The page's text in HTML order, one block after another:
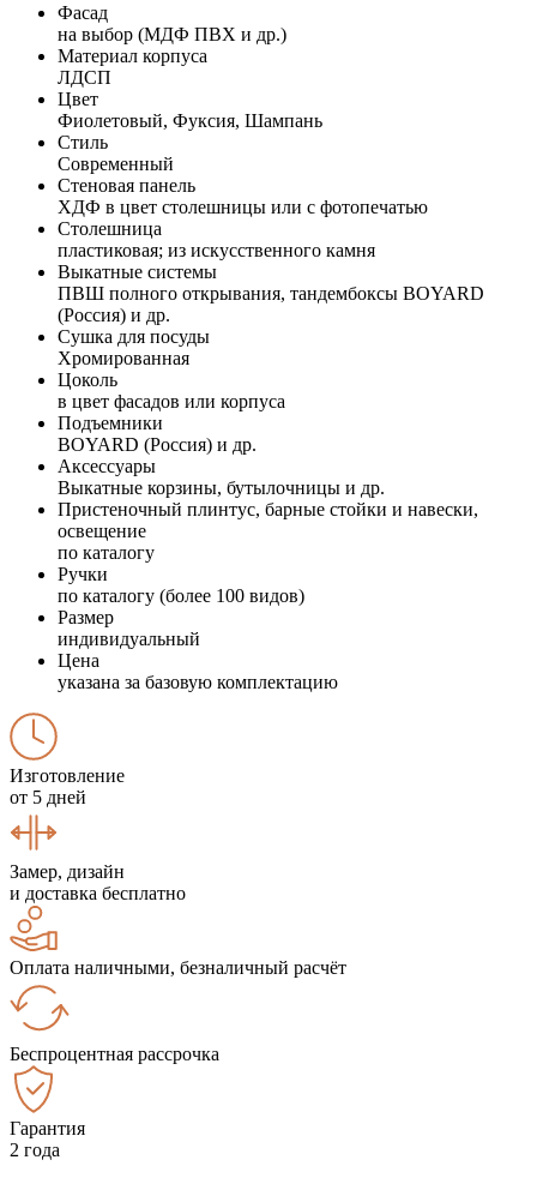
Фасад
на выбор (МДФ ПВХ и др.)
Материал корпуса
ЛДСП
Цвет
Фиолетовый, Фуксия, Шампань
Стиль
Современный
Стеновая панель
ХДФ в цвет столешницы или с фотопечатью
Столешница
пластиковая; из искусственного камня
Выкатные системы
ПВШ полного открывания, тандембоксы BOYARD
(Россия) и др.
Сушка для посуды
Хромированная
Цоколь
в цвет фасадов или корпуса
Подъемники
BOYARD (Россия) и др.
Аксессуары
Выкатные корзины, бутылочницы и др.
Пристеночный плинтус, барные стойки и навески,
освещение
по каталогу
Ручки
по каталогу (более 100 видов)
Размер
индивидуальный
Цена
указана за базовую комплектацию
Изготовление
от 5 дней
Замер, дизайн
и доставка бесплатно
Оплата наличными, безналичный расчёт
Беспроцентная рассрочка
Гарантия
2 года